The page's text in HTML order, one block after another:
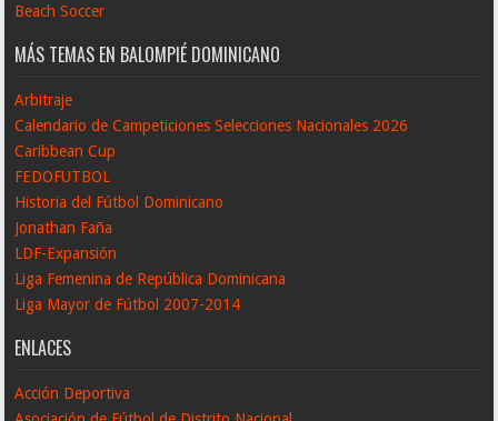
Beach Soccer
MÁS TEMAS EN BALOMPIÉ DOMINICANO
Arbitraje
Calendario de Campeticiones Selecciones Nacionales 2026
Caribbean Cup
FEDOFUTBOL
Historia del Fútbol Dominicano
Jonathan Faña
LDF-Expansión
Liga Femenina de República Dominicana
Liga Mayor de Fútbol 2007-2014
ENLACES
Acción Deportiva